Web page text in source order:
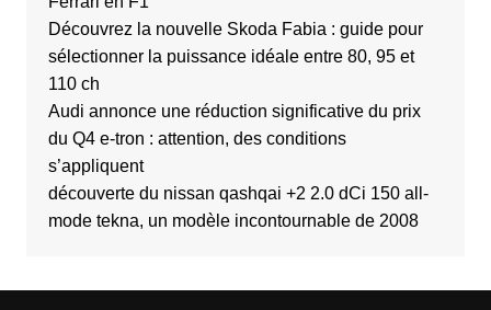
Découvrez la nouvelle Skoda Fabia : guide pour
sélectionner la puissance idéale entre 80, 95 et
110 ch
Audi annonce une réduction significative du prix
du Q4 e-tron : attention, des conditions
s’appliquent
découverte du nissan qashqai +2 2.0 dCi 150 all-
mode tekna, un modèle incontournable de 2008